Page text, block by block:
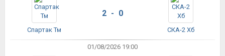
Спартак Тм
2 - 0
СКА-2 Хб
01/08/2026 19:00